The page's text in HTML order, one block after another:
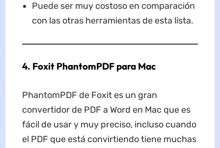
Puede ser muy costoso en comparación
con las otras herramientas de esta lista.
4. Foxit PhantomPDF para Mac
PhantomPDF de Foxit es un gran
convertidor de PDF a Word en Mac que es
fácil de usar y muy preciso, incluso cuando
el PDF que está convirtiendo tiene muchas